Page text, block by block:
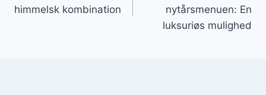
himmelsk kombination
nytårsmenuen: En
luksuriøs mulighed